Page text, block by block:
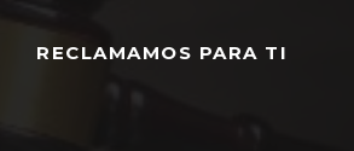
RECLAMAMOS PARA TI